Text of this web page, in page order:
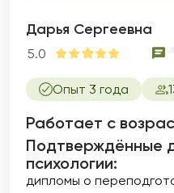
Дарья Сергеевна
5.0
Опыт 3 года
Работает с
Подтверждённые
психологии:
дипломы о